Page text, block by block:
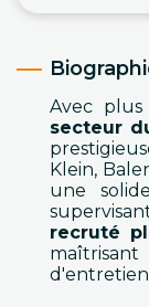
Avec
secteur
Klein,
une
recruté